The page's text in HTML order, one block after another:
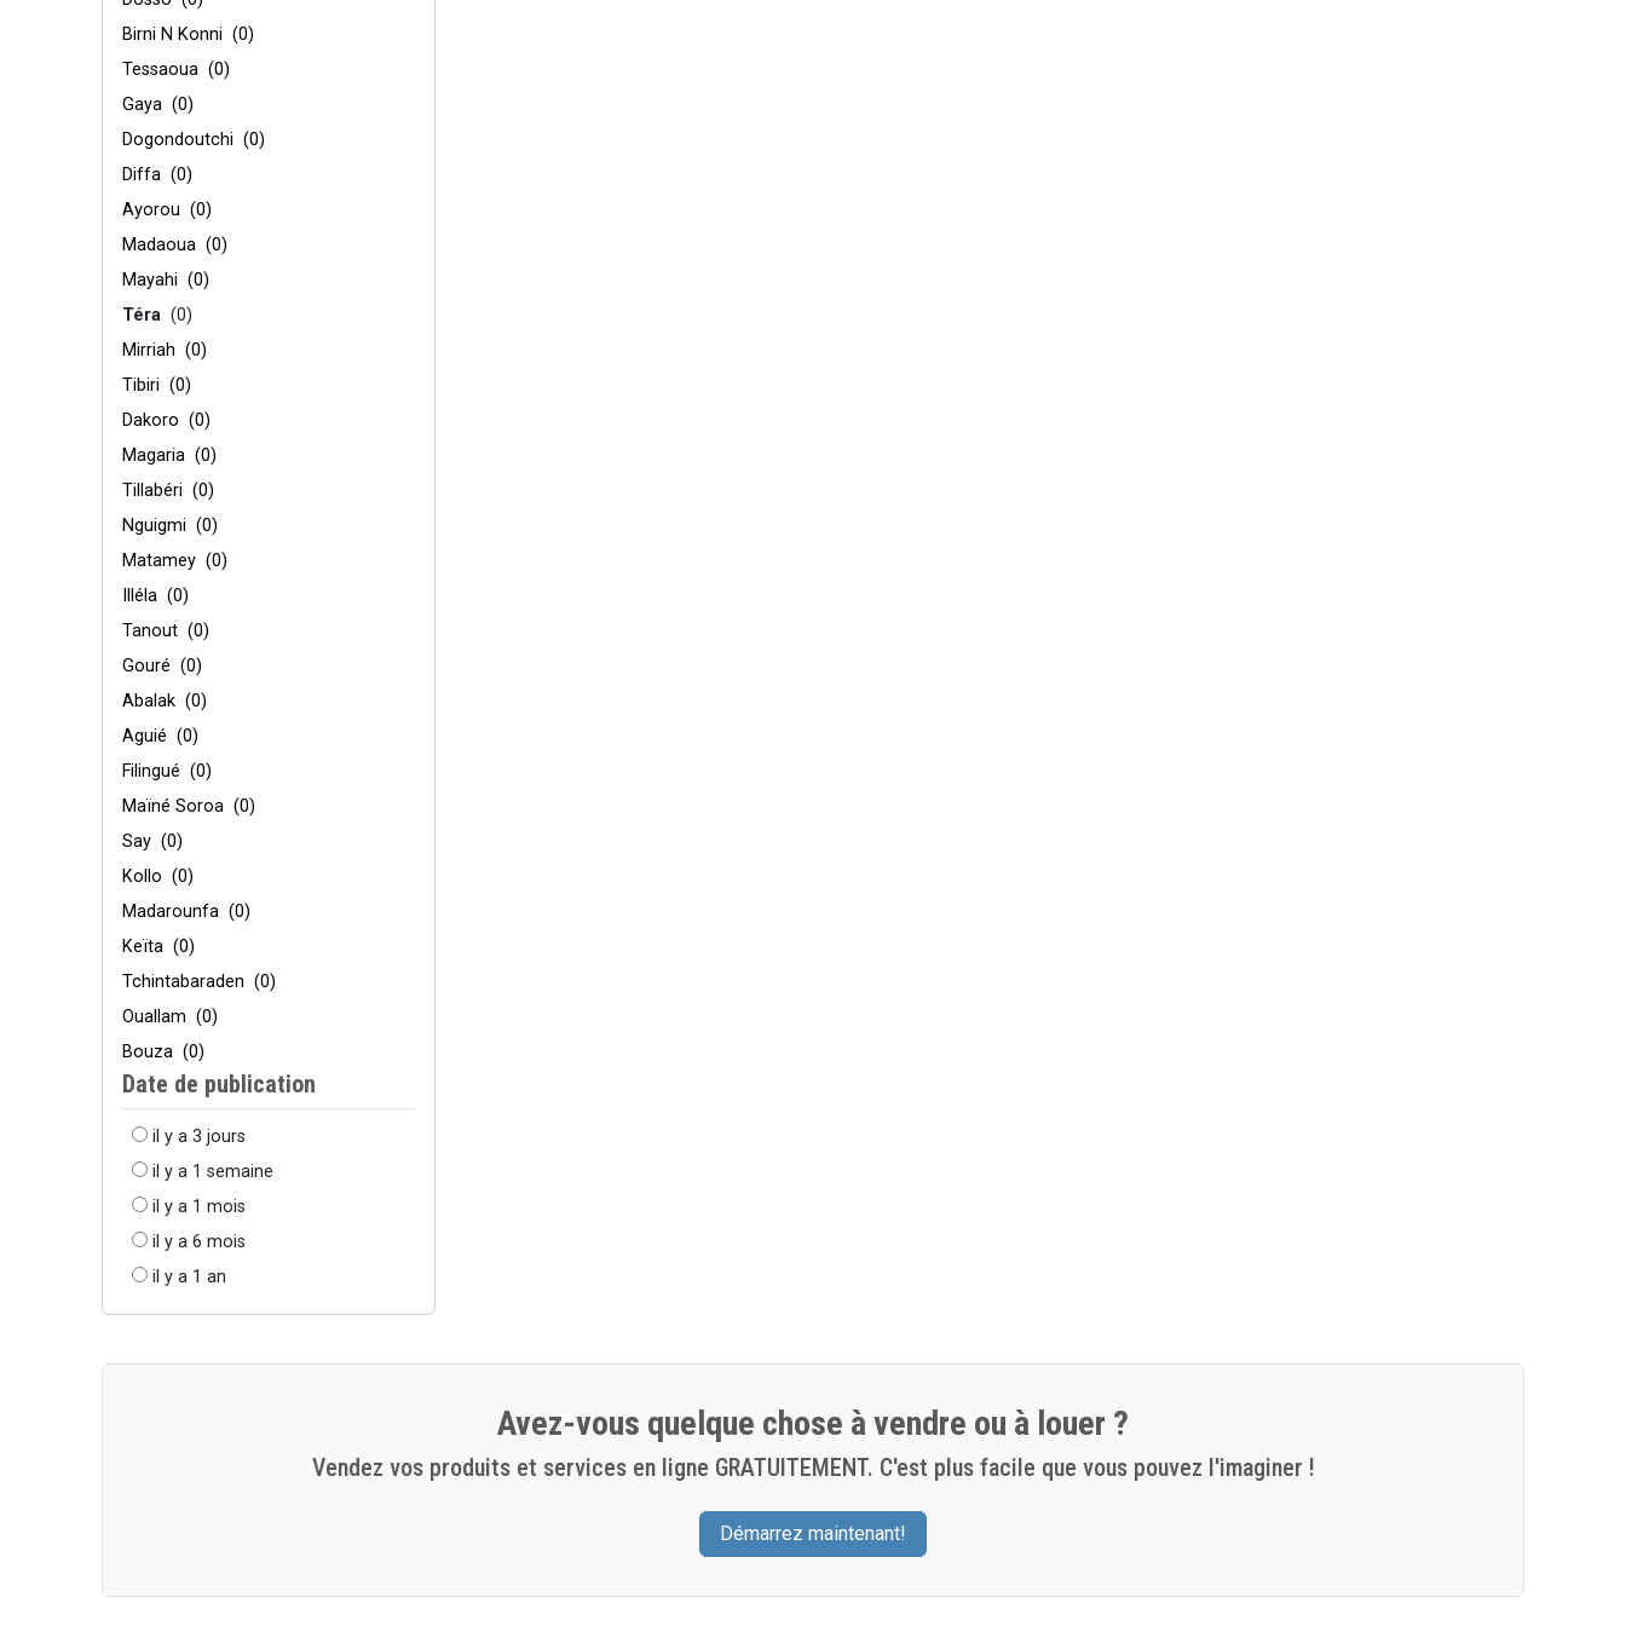
Birni N Konni (0)
Tessaoua (0)
Gaya (0)
Dogondoutchi (0)
Diffa (0)
Ayorou (0)
Madaoua (0)
Mayahi (0)
Téra (0)
Mirriah (0)
Tibiri (0)
Dakoro (0)
Magaria (0)
Tillabéri (0)
Nguigmi (0)
Matamey (0)
Illéla (0)
Tanout (0)
Gouré (0)
Abalak (0)
Aguié (0)
Filingué (0)
Maïné Soroa (0)
Say (0)
Kollo (0)
Madarounfa (0)
Keïta (0)
Tchintabaraden (0)
Ouallam (0)
Bouza (0)
Date de publication
il y a 3 jours
il y a 1 semaine
il y a 1 mois
il y a 6 mois
il y a 1 an
Avez-vous quelque chose à vendre ou à louer ?
Vendez vos produits et services en ligne GRATUITEMENT. C'est plus facile que vous pouvez l'imaginer !
Démarrez maintenant!